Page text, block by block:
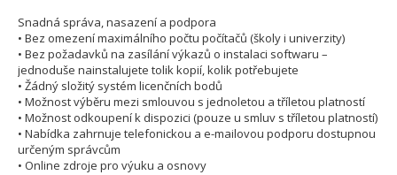
Snadná správa, nasazení a podpora
• Bez omezení maximálního počtu počítačů (školy i univerzity)
• Bez požadavků na zasílání výkazů o instalaci softwaru –
jednoduše nainstalujete tolik kopií, kolik potřebujete
• Žádný složitý systém licenčních bodů
• Možnost výběru mezi smlouvou s jednoletou a tříletou platností
• Možnost odkoupení k dispozici (pouze u smluv s tříletou platností)
• Nabídka zahrnuje telefonickou a e-mailovou podporu dostupnou
určeným správcům
• Online zdroje pro výuku a osnovy